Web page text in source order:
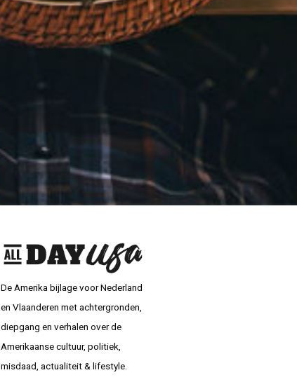
De Amerika bijlage voor Nederland
en Vlaanderen met achtergronden,
diepgang en verhalen over de
Amerikaanse cultuur, politiek,
misdaad, actualiteit & lifestyle.